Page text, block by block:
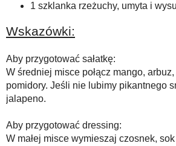
1 szklanka rzeżuchy, umyta i
Wskazówki:
Aby przygotować sałatkę:
W średniej misce połącz mango,
pomidory. Jeśli nie lubimy pikantnego
jalapeno.
Aby przygotować dressing:
W małej misce wymieszaj czosnek,